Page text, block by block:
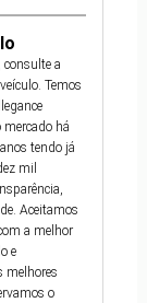
consulte a
Temos
há
tendo já
mil
Aceitamos
a melhor
e
melhores
o